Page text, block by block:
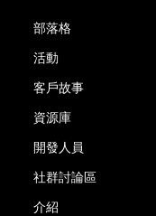
部落格
活動
客戶故事
資源庫
開發人員
社群討論區
介紹